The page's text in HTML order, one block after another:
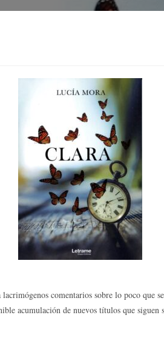
comentarios sobre lo poco que
acumulación de nuevos títulos que